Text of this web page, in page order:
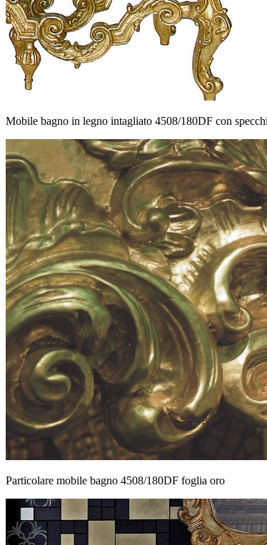
Mobile bagno in legno intagliato 4508/180DF con
Particolare mobile bagno 4508/180DF foglia oro